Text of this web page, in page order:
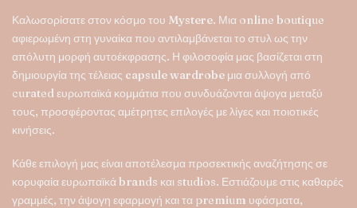
Καλωσορίσατε στον κόσμο του Mystere. Μια online boutique
αφιερωμένη στη γυναίκα που αντιλαμβάνεται το στυλ ως την
απόλυτη μορφή αυτοέκφρασης. Η φιλοσοφία μας βασίζεται στη
δημιουργία της τέλειας capsule wardrobe μια συλλογή από
curated ευρωπαϊκά κομμάτια που συνδυάζονται άψογα μεταξύ
τους, προσφέροντας αμέτρητες επιλογές με λίγες και ποιοτικές
κινήσεις.
Κάθε επιλογή μας είναι αποτέλεσμα προσεκτικής αναζήτησης σε
κορυφαία ευρωπαϊκά brands και studios. Εστιάζουμε στις καθαρές
γραμμές, την άψογη εφαρμογή και τα premium υφάσματα,